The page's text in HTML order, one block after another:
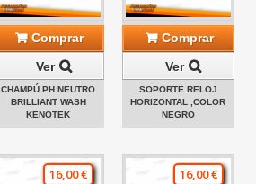
Comprar
Ver
CHAMPÚ PH NEUTRO
BRILLIANT WASH
KENOTEK
Comprar
Ver
SOPORTE RELOJ
HORIZONTAL ,COLOR
NEGRO
16,00 € 16,00 €